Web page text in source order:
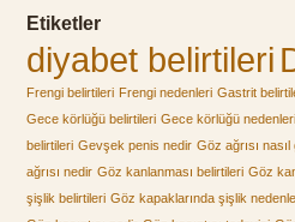
Etiketler
diyabet belirtileri
Frengi belirtileri Frengi nedenleri Gastrit
Gece körlüğü belirtileri Gece körlüğü nedenleri
belirtileri Gevşek penis nedir Göz ağrısı
ağrısı nedir Göz kanlanması belirtileri Göz
şişlik belirtileri Göz kapaklarında şişlik